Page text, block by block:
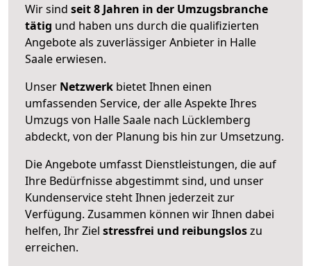
Wir sind seit 8 Jahren in der Umzugsbranche
tätig und haben uns durch die qualifizierten
Angebote als zuverlässiger Anbieter in Halle
Saale erwiesen.
Unser Netzwerk bietet Ihnen einen
umfassenden Service, der alle Aspekte Ihres
Umzugs von Halle Saale nach Lücklemberg
abdeckt, von der Planung bis hin zur Umsetzung.
Die Angebote umfasst Dienstleistungen, die auf
Ihre Bedürfnisse abgestimmt sind, und unser
Kundenservice steht Ihnen jederzeit zur
Verfügung. Zusammen können wir Ihnen dabei
helfen, Ihr Ziel stressfrei und reibungsloszu
erreichen.